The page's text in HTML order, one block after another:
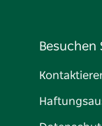
Besuchen